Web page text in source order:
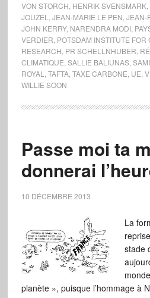
VON STORCH HENRIK SVENSMARK,
JOUZEL
JEAN-MARIE LE PEN JEAN-
JOHN KERRY, NARENDRA MODI,
VERDIER POTSDAM INSTITUTE FOR
RESEARCH PR SCHELLNHUBER
CLIMATIQUE SALLIE BALIUNAS,
ROYAL
TAFTA, TAXE CARBONE UE
WILLIE SOON
Passe moi ta
donnerai
10 DÉCEMBRE 2013
La
stade
planète », puisque l’hommage à